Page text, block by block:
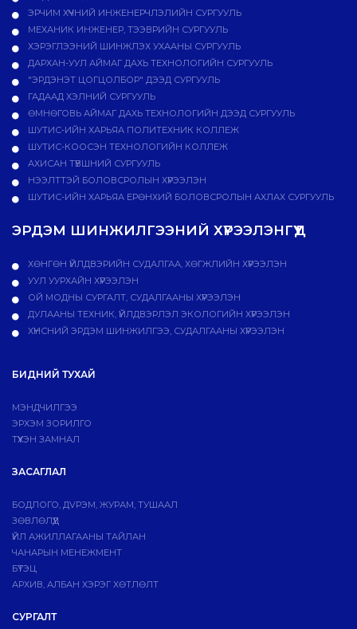
ЭРЧИМ ХҮЧНИЙ ИНЖЕНЕРЧЛЭЛИЙН СУРГУУЛЬ
МЕХАНИК ИНЖЕНЕР, ТЭЭВРИЙН СУРГУУЛЬ
ХЭРЭГЛЭЭНИЙ ШИНЖЛЭХ УХААНЫ СУРГУУЛЬ
ДАРХАН-УУЛ АЙМАГ ДАХЬ ТЕХНОЛОГИЙН СУРГУУЛЬ
"ЭРДЭНЭТ ЦОГЦОЛБОР" ДЭЭД СУРГУУЛЬ
ГАДААД ХЭЛНИЙ СУРГУУЛЬ
ӨМНӨГОВЬ АЙМАГ ДАХЬ ТЕХНОЛОГИЙН ДЭЭД СУРГУУЛЬ
ШУТИС-ИЙН ХАРЬЯА ПОЛИТЕХНИК КОЛЛЕЖ
ШУТИС-КООСЭН ТЕХНОЛОГИЙН КОЛЛЕЖ
АХИСАН ТҮВШНИЙ СУРГУУЛЬ
НЭЭЛТТЭЙ БОЛОВСРОЛЫН ХҮРЭЭЛЭН
ШУТИС-ИЙН ХАРЬЯА ЕРӨНХИЙ БОЛОВСРОЛЫН АХЛАХ СУРГУУЛЬ
ЭРДЭМ ШИНЖИЛГЭЭНИЙ ХҮРЭЭЛЭНГҮҮД
ХӨНГӨН ҮЙЛДВЭРИЙН СУДАЛГАА, ХӨГЖЛИЙН ХҮРЭЭЛЭН
УУЛ УУРХАЙН ХҮРЭЭЛЭН
ОЙ МОДНЫ СУРГАЛТ, СУДАЛГААНЫ ХҮРЭЭЛЭН
ДУЛААНЫ ТЕХНИК, ҮЙЛДВЭРЛЭЛ ЭКОЛОГИЙН ХҮРЭЭЛЭН
ХҮНСНИЙ ЭРДЭМ ШИНЖИЛГЭЭ, СУДАЛГААНЫ ХҮРЭЭЛЭН
БИДНИЙ ТУХАЙ
МЭНДЧИЛГЭЭ
ЭРХЭМ ЗОРИЛГО
ТҮҮХЭН ЗАМНАЛ
ЗАСАГЛАЛ
БОДЛОГО, ДVРЭМ, ЖУРАМ, ТУШААЛ
ЗӨВЛӨЛҮҮД
ҮЙЛ АЖИЛЛАГААНЫ ТАЙЛАН
ЧАНАРЫН МЕНЕЖМЕНТ
БҮТЭЦ
АРХИВ, АЛБАН ХЭРЭГ ХӨТЛӨЛТ
СУРГАЛТ